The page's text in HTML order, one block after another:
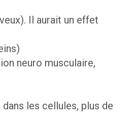
Il aurait un effet
neuro musculaire,
les cellules, plus de